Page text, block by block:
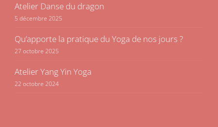
Atelier Danse du dragon
5 décembre 2025
Qu’apporte la pratique du Yoga de nos jours ?
27 octobre 2025
Atelier Yang Yin Yoga
22 octobre 2024